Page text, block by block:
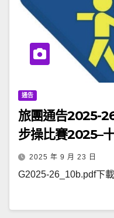
通告
旅團通告2025-
步操比賽2025–
2025 年 9 月 23 日
G2025-26_10b.pdf下載